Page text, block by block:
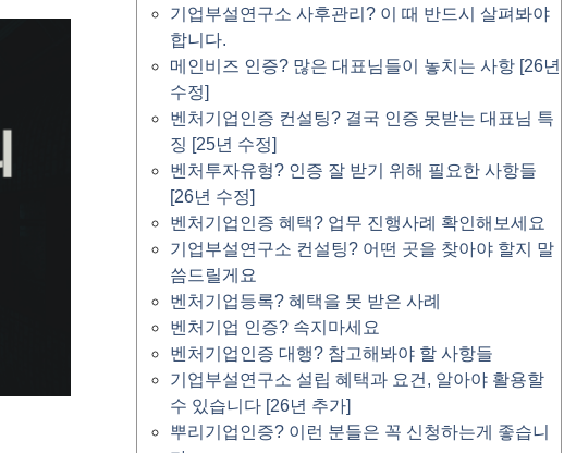
기업부설연구소 사후관리? 이 때 반드시 살펴봐야
합니다.
메인비즈 인증? 많은 대표님들이 놓치는 사항 [26년
수정]
벤처기업인증 컨설팅? 결국 인증 못받는 대표님 특
징 [25년 수정]
벤처투자유형? 인증 잘 받기 위해 필요한 사항들
[26년 수정]
벤처기업인증 혜택? 업무 진행사례 확인해보세요
기업부설연구소 컨설팅? 어떤 곳을 찾아야 할지 말
씀드릴게요
벤처기업등록? 혜택을 못 받은 사례
벤처기업 인증? 속지마세요
벤처기업인증 대행? 참고해봐야 할 사항들
기업부설연구소 설립 혜택과 요건, 알아야 활용할
수 있습니다 [26년 추가]
뿌리기업인증? 이런 분들은 꼭 신청하는게 좋습니